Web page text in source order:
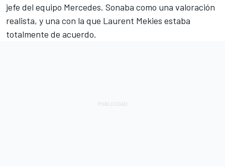
jefe del equipo Mercedes. Sonaba como una valoración
realista, y una con la que Laurent Mekies estaba
totalmente de acuerdo.